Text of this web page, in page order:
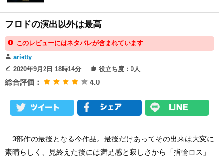
フロドの演出以外は最高
このレビューにはネタバレが含まれています
arietty
2020年9月2日 18時14分
役立ち度：0人
総合評価： 4.0
3部作の最後となる今作品。最後だけあってその出来は大変に
素晴らしく、見終えた後には満足感と寂しさから「指輪ロス」